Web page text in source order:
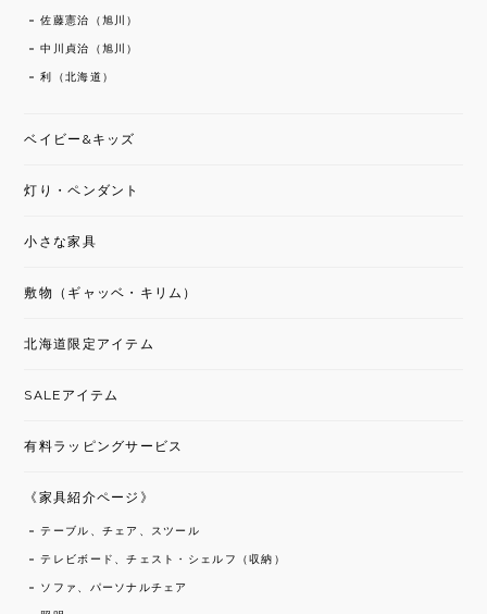
佐藤憲治（旭川）
中川貞治（旭川）
利（北海道）
ベイビー&キッズ
灯り・ペンダント
小さな家具
敷物（ギャッベ・キリム）
北海道限定アイテム
SALEアイテム
有料ラッピングサービス
《家具紹介ページ》
テーブル、チェア、スツール
テレビボード、チェスト・シェルフ（収納）
ソファ、パーソナルチェア